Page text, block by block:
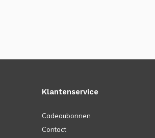
Klantenservice
Cadeaubonnen
Contact